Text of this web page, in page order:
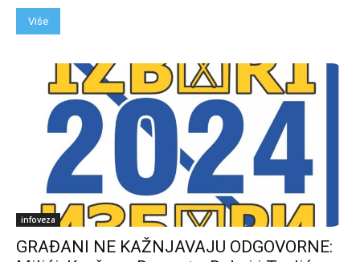
Više
infoveza
GRAĐANI NE KAŽNJAVAJU ODGOVORNE: